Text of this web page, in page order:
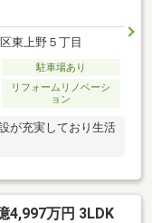
東上野５丁目
駐車場あり
リフォームリノベーシ
ョン
が充実しており生活
4,997万円 3LDK